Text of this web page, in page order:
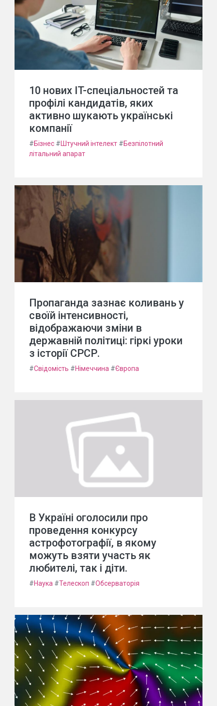
10 нових IT-спеціальностей та
профілі кандидатів, яких
активно шукають українські
компанії
#Бізнес #Штучний інтелект #Безпілотний
літальний апарат
Пропаганда зазнає коливань у
своїй інтенсивності,
відображаючи зміни в
державній політиці: гіркі уроки
з історії СРСР.
#Свідомість #Німеччина #Європа
В Україні оголосили про
проведення конкурсу
астрофотографії, в якому
можуть взяти участь як
любителі, так і діти.
#Наука #Телескоп #Обсерваторія